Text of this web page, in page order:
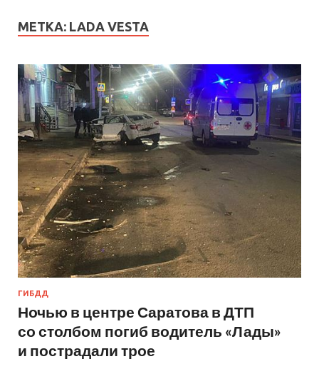
МЕТКА: LADA VESTA
ГИБДД
Ночью в центре Саратова в ДТП
со столбом погиб водитель «Лады»
и пострадали трое